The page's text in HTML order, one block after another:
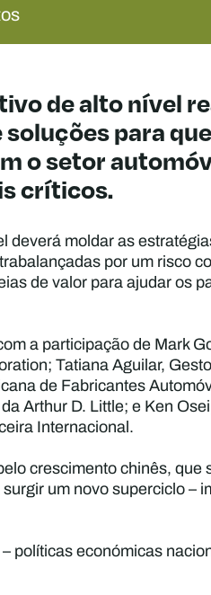
de alto nível
para
o setor
críticos.
deverá moldar as
por um risco
de valor para ajudar os
a participação de Mark
Tatiana Aguilar,
de Fabricantes
Arthur D. Little; e Ken
Internacional.
crescimento chinês, que
um novo superciclo –
políticas económicas